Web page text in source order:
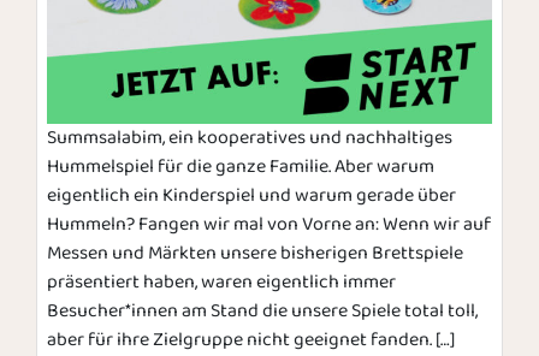
Summsalabim, ein kooperatives und nachhaltiges
Hummelspiel für die ganze Familie. Aber warum
eigentlich ein Kinderspiel und warum gerade über
Hummeln? Fangen wir mal von Vorne an: Wenn wir auf
Messen und Märkten unsere bisherigen Brettspiele
präsentiert haben, waren eigentlich immer
Besucher*innen am Stand die unsere Spiele total toll,
aber für ihre Zielgruppe nicht geeignet fanden. […]